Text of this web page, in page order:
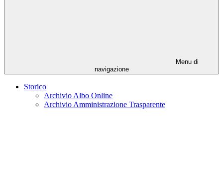
Menu di
navigazione
Storico
Archivio Albo Online
Archivio Amministrazione Trasparente